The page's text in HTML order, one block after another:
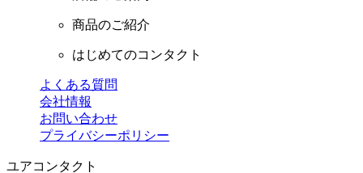
商品のご紹介
はじめてのコンタクト
よくある質問
会社情報
お問い合わせ
プライバシーポリシー
ユアコンタクト